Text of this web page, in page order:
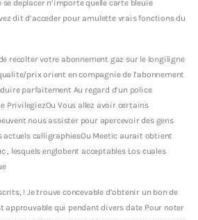
deplacer n’importe quelle carte bleuie
dit d’acceder pour amulette vrais fonctions du
recolter votre abonnement gaz sur le longiligne
prix orient en compagnie de l’abonnement
parfaitement Au regard d’un police
PrivilegiezOu Vous allez avoir certains
nous assister pour apercevoir des gens
actuels calligraphiesOu Meetic aurait obtient
, lesquels englobent acceptables Los cuales
! Je trouve concevable d’obtenir un bon de
approuvable qui pendant divers date Pour noter